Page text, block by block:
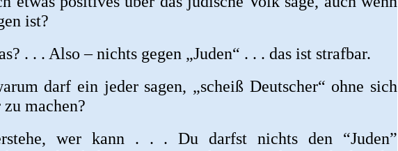
ist?
. . . Also – nichts gegen „Juden“ . . . das ist strafbar.
darf ein jeder sagen, „scheiß Deutscher“ ohne sich
machen?
wer kann . . . Du darfst nichts den “Juden”